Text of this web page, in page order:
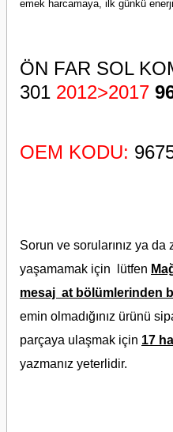
emek harcamaya, ilk günkü
ÖN FAR SOL
301 2012>2017
OEM KODU:
Sorun ve sorularınız ya da
yaşamamak için lütfen
mesaj at bölümlerinden
emin olmadığınız ürünü
parçaya ulaşmak için 17
yazmanız yeterlidir.